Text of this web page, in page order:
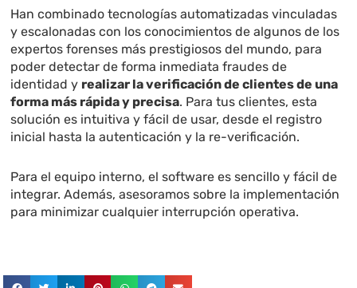
Han combinado tecnologías automatizadas vinculadas
y escalonadas con los conocimientos de algunos de los
expertos forenses más prestigiosos del mundo, para
poder detectar de forma inmediata fraudes de
identidad y realizar la verificación de clientes de una
forma más rápida y precisa. Para tus clientes, esta
solución es intuitiva y fácil de usar, desde el registro
inicial hasta la autenticación y la re-verificación.
Para el equipo interno, el software es sencillo y fácil de
integrar. Además, asesoramos sobre la implementación
para minimizar cualquier interrupción operativa.